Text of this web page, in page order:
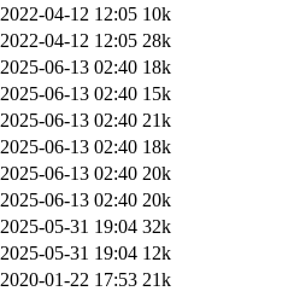
2022-04-12 12:05 10k
2022-04-12 12:05 28k
2025-06-13 02:40 18k
2025-06-13 02:40 15k
2025-06-13 02:40 21k
2025-06-13 02:40 18k
2025-06-13 02:40 20k
2025-06-13 02:40 20k
2025-05-31 19:04 32k
2025-05-31 19:04 12k
2020-01-22 17:53 21k